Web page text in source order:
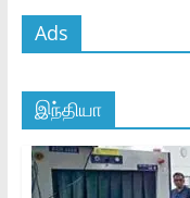
Ads
இந்தியா